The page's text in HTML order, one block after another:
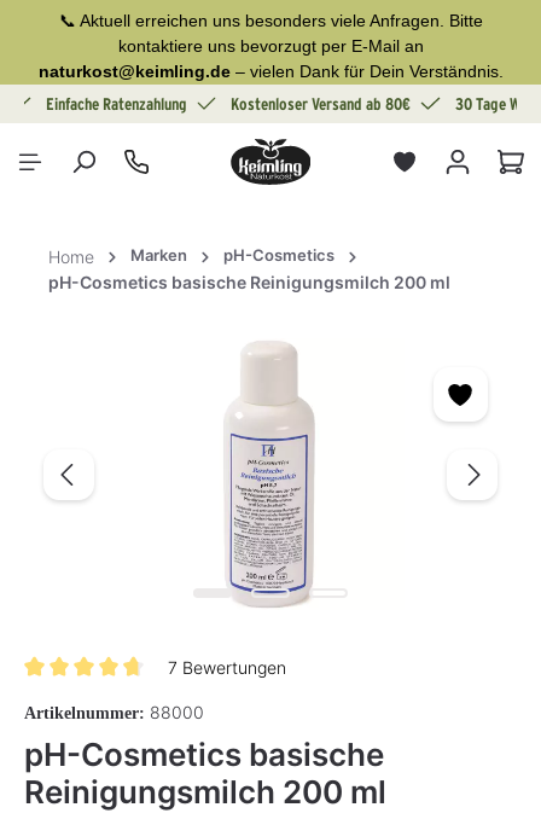
springen
📞 Aktuell erreichen uns besonders viele Anfragen. Bitte
kontaktiere uns bevorzugt per E-Mail an
naturkost@keimling.de– vielen Dank für Dein Verständnis.
Einfache Ratenzahlung Kostenloser Versand ab 80€ 30 Tage
Home Marken pH-Cosmetics
pH-Cosmetics basische Reinigungsmilch 200 ml
7 Bewertungen
Artikelnummer: 88000
pH-Cosmetics basische
Reinigungsmilch 200 ml